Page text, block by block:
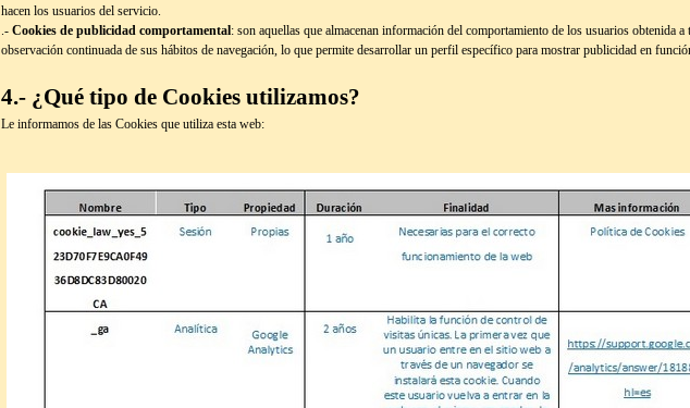
hacen los usuarios del servicio.
.-Cookies de publicidad comportamental: son aquellas que almacenan información del comportamiento de los usuarios obtenida a
observación continuada de sus hábitos de navegación, lo que permite desarrollar un perfil específico para mostrar publicidad en
4.- ¿Qué tipo de Cookies utilizamos?
Le informamos de las Cookies que utiliza esta web: